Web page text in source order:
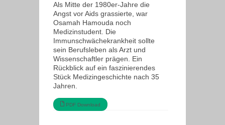
Als Mitte der 1980er-Jahre die
Angst vor Aids grassierte, war
Osamah Hamouda noch
Medizinstudent. Die
Immunschwächekrankheit sollte
sein Berufsleben als Arzt und
Wissenschaftler prägen. Ein
Rückblick auf ein faszinierendes
Stück Medizingeschichte nach 35
Jahren.
PDF Download